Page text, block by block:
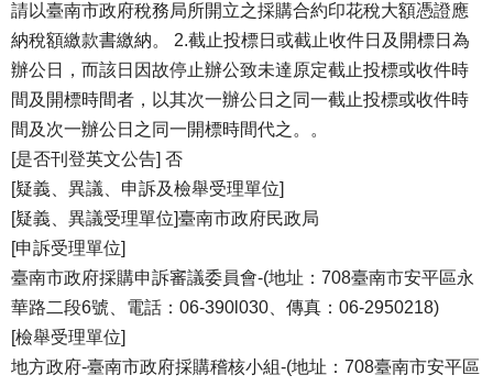
請以臺南市政府稅務局所開立之採購合約印花稅大額憑證應
納稅額繳款書繳納。 2.截止投標日或截止收件日及開標日為
辦公日，而該日因故停止辦公致未達原定截止投標或收件時
間及開標時間者，以其次一辦公日之同一截止投標或收件時
間及次一辦公日之同一開標時間代之。。
[是否刊登英文公告] 否
[疑義、異議、申訴及檢舉受理單位]
[疑義、異議受理單位]臺南市政府民政局
[申訴受理單位]
臺南市政府採購申訴審議委員會-(地址：708臺南市安平區永
華路二段6號、電話：06-390l030、傳真：06-2950218)
[檢舉受理單位]
地方政府-臺南市政府採購稽核小組-(地址：708臺南市安平區